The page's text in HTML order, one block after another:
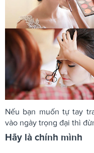
Nếu bạn muốn tự tay
vào ngày trọng đại thì
Hãy là chính mình